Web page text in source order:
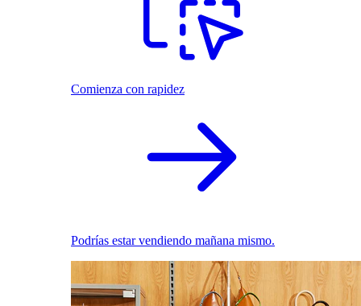
Comienza con rapidez
Podrías estar vendiendo mañana mismo.